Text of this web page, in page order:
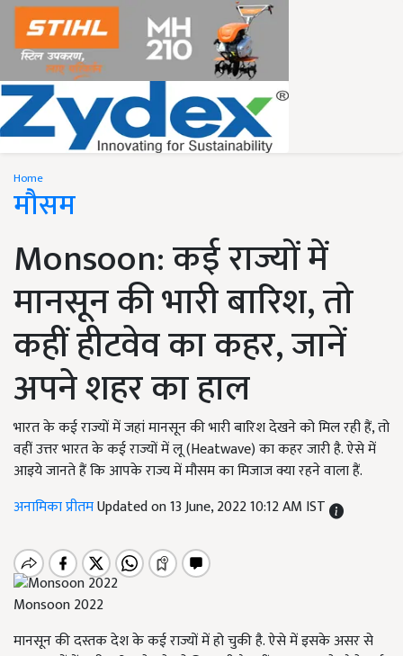
Home
मौसम
Monsoon: कई राज्यों में
मानसून की भारी बारिश, तो
कहीं हीटवेव का कहर, जानें
अपने शहर का हाल
भारत के कई राज्यों में जहां मानसून की भारी बारिश देखने को मिल रही हैं, तो
वहीं उत्तर भारत के कई राज्यों में लू (Heatwave) का कहर जारी है. ऐसे में
आइये जानते हैं कि आपके राज्य में मौसम का मिजाज क्या रहने वाला हैं.
अनामिका प्रीतमUpdated on 13 June, 2022 10:12 AM IST
Monsoon 2022
मानसून की दस्तक देश के कई राज्यों में हो चुकी है. ऐसे में इसके असर से